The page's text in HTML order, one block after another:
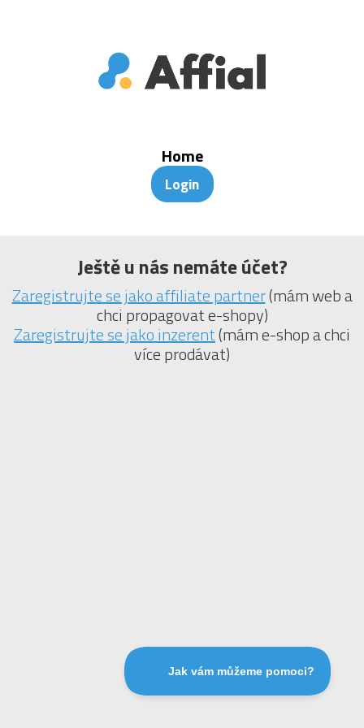
Home
Login
Ještě u nás nemáte účet?
Zaregistrujte se jako affiliate partner(mám web a
chci propagovat e-shopy)
Zaregistrujte se jako inzerent(mám e-shop a chci
více prodávat)